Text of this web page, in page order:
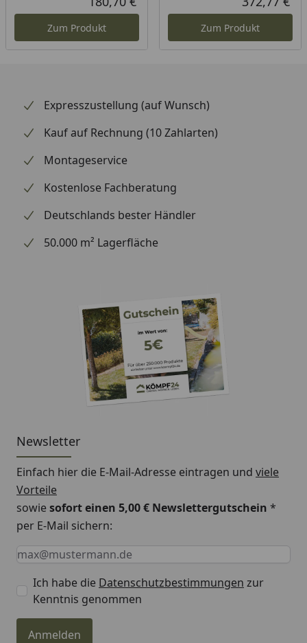
Aktueller Preis
Zum Produkt Zum Produkt
Expresszustellung (auf Wunsch)
Kauf auf Rechnung (10 Zahlarten)
Montageservice
Kostenlose Fachberatung
Deutschlands bester Händler
50.000 m² Lagerfläche
Newsletter
Einfach hier die E-Mail-Adresse eintragen und viele
Vorteile
sowiesofort einen 5,00 € Newslettergutschein *
per E-Mail sichern:
Keine Eingabe erforderlich
Eingabe erforderlich
E-Mail *
Ich habe die Datenschutzbestimmungen zur
Kenntnis genommen
Anmelden